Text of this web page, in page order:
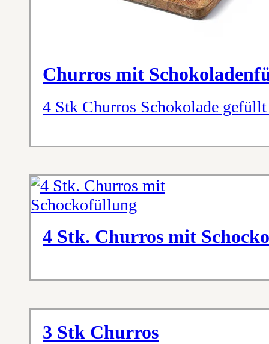
Churros mit
4 Stk Churros Schokolade
4 Stk. Churros mit
3 Stk Churros